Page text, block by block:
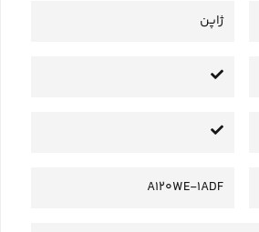
ژاپن
A120WE-1ADF